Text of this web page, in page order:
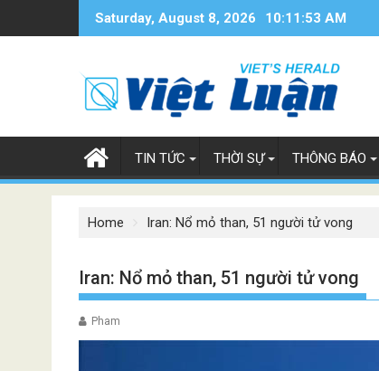
Saturday, August 8, 2026 10:11:54 AM
TIN TỨC THỜI SỰ THÔNG BÁO
Home Iran: Nổ mỏ than, 51 người tử vong
Iran: Nổ mỏ than, 51 người tử vong
Pham